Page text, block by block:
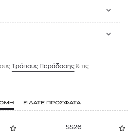
Tρόπους Παράδοσης & τις
ΕΙΔΑΤΕ ΠΡΟΣΦΑΤΑ
SS26